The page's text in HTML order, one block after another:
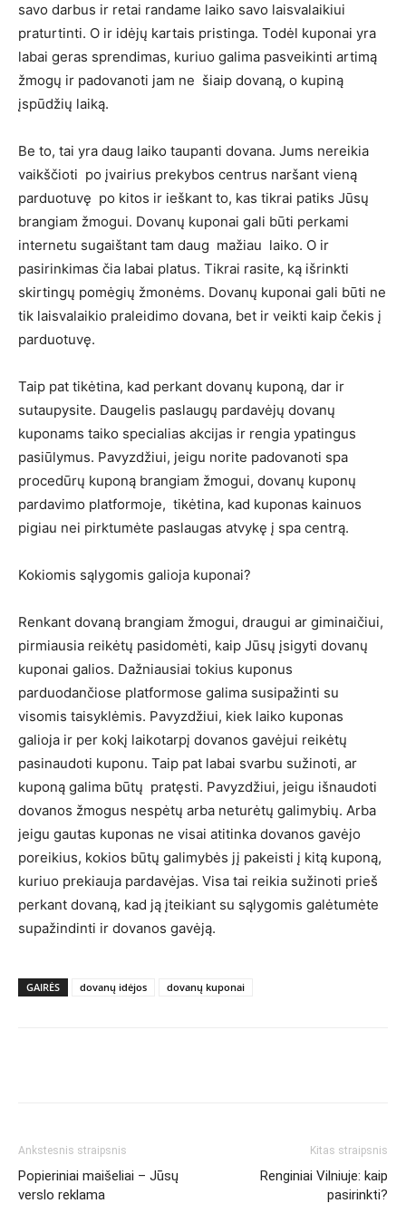
savo darbus ir retai randame laiko savo laisvalaikiui
praturtinti. O ir idėjų kartais pristinga. Todėl kuponai yra
labai geras sprendimas, kuriuo galima pasveikinti artimą
žmogų ir padovanoti jam ne šiaip dovaną, o kupiną
įspūdžių laiką.
Be to, tai yra daug laiko taupanti dovana. Jums nereikia
vaikščioti po įvairius prekybos centrus naršant vieną
parduotuvę po kitos ir ieškant to, kas tikrai patiks Jūsų
brangiam žmogui. Dovanų kuponai gali būti perkami
internetu sugaištant tam daug mažiau laiko. O ir
pasirinkimas čia labai platus. Tikrai rasite, ką išrinkti
skirtingų pomėgių žmonėms. Dovanų kuponai gali būti ne
tik laisvalaikio praleidimo dovana, bet ir veikti kaip čekis į
parduotuvę.
Taip pat tikėtina, kad perkant dovanų kuponą, dar ir
sutaupysite. Daugelis paslaugų pardavėjų dovanų
kuponams taiko specialias akcijas ir rengia ypatingus
pasiūlymus. Pavyzdžiui, jeigu norite padovanoti spa
procedūrų kuponą brangiam žmogui, dovanų kuponų
pardavimo platformoje, tikėtina, kad kuponas kainuos
pigiau nei pirktumėte paslaugas atvykę į spa centrą.
Kokiomis sąlygomis galioja kuponai?
Renkant dovaną brangiam žmogui, draugui ar giminaičiui,
pirmiausia reikėtų pasidomėti, kaip Jūsų įsigyti dovanų
kuponai galios. Dažniausiai tokius kuponus
parduodančiose platformose galima susipažinti su
visomis taisyklėmis. Pavyzdžiui, kiek laiko kuponas
galioja ir per kokį laikotarpį dovanos gavėjui reikėtų
pasinaudoti kuponu. Taip pat labai svarbu sužinoti, ar
kuponą galima būtų pratęsti. Pavyzdžiui, jeigu išnaudoti
dovanos žmogus nespėtų arba neturėtų galimybių. Arba
jeigu gautas kuponas ne visai atitinka dovanos gavėjo
poreikius, kokios būtų galimybės jį pakeisti į kitą kuponą,
kuriuo prekiauja pardavėjas. Visa tai reikia sužinoti prieš
perkant dovaną, kad ją įteikiant su sąlygomis galėtumėte
supažindinti ir dovanos gavėją.
GAIRĖS dovanų idėjos dovanų kuponai
Ankstesnis straipsnis
Popieriniai maišeliai – Jūsų
verslo reklama
Kitas straipsnis
Renginiai Vilniuje: kaip
pasirinkti?